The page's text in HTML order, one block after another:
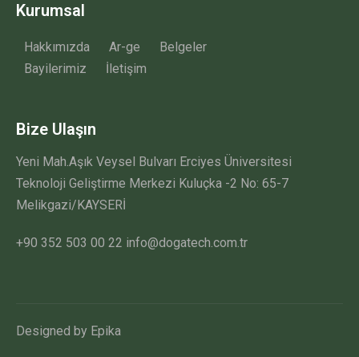
Kurumsal
Hakkımızda Ar-ge
Belgeler
Bayilerimiz
İletişim
Bize Ulaşın
Yeni Mah.Aşık Veysel Bulvarı Erciyes Üniversitesi
Teknoloji Geliştirme Merkezi Kuluçka -2 No: 65-7
Melikgazi/KAYSERİ
+90 352 503 00 22 info@dogatech.com.tr
Designed by Epika